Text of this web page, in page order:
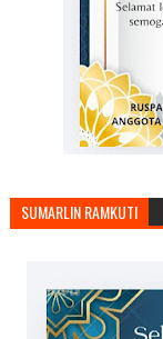
SUMARLIN RAMKUTI